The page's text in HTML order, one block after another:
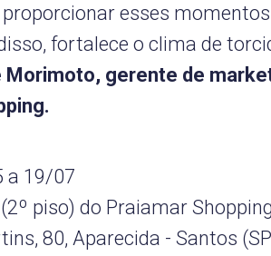
esses
fortalece o clima de
Morimoto, gerente de
a 19/07
piso) do Praiamar
80, Aparecida - Santos